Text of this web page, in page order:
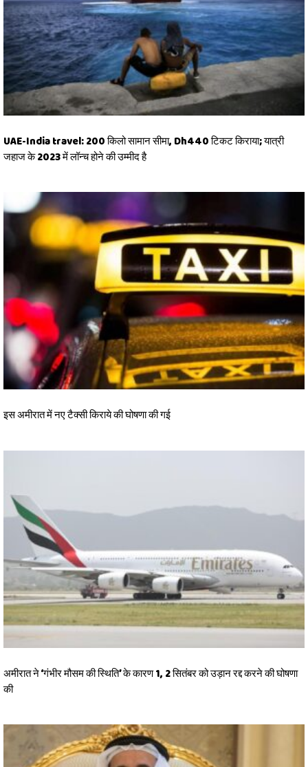
UAE-India travel: 200 किलो सामान सीमा, Dh440 टिकट किराया; यात्री
जहाज के 2023 में लॉन्च होने की उम्मीद है
इस अमीरात में नए टैक्सी किराये की घोषणा की गई
अमीरात ने ‘गंभीर मौसम की स्थिति’ के कारण 1, 2 सितंबर को उड़ान रद्द करने की घोषणा
की